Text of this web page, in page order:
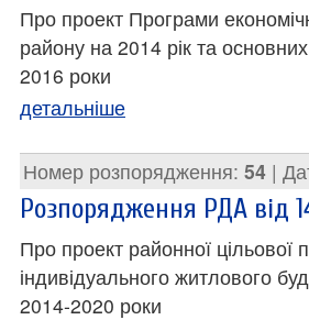
Про проект Програми
району на 2014 рік та
2016 роки
детальніше
Номер розпорядження: 54 |
Розпорядження РДА від
Про проект районної цільової
індивідуального житлового
2014-2020 роки